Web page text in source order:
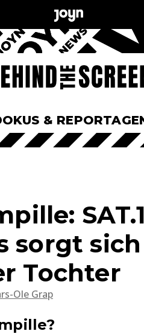
&
sorgt
Tochter
Ole Grap